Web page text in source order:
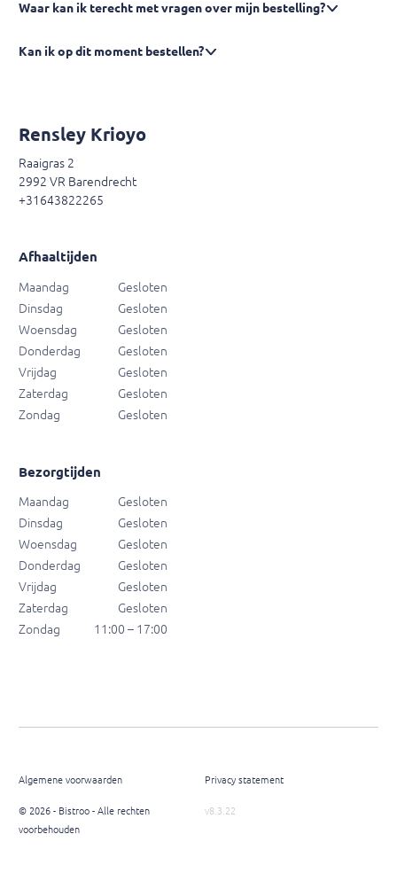
Waar kan ik terecht met vragen over mijn bestelling?
Kan ik op dit moment bestellen?
Rensley Krioyo
Raaigras 2
2992 VR Barendrecht
+31643822265
Afhaaltijden
Maandag
Gesloten
Dinsdag
Gesloten
Woensdag
Gesloten
Donderdag
Gesloten
Vrijdag
Gesloten
Zaterdag
Gesloten
Zondag
Gesloten
Bezorgtijden
Maandag
Gesloten
Dinsdag
Gesloten
Woensdag
Gesloten
Donderdag
Gesloten
Vrijdag
Gesloten
Zaterdag
Gesloten
Zondag
11:00 – 17:00
Algemene voorwaarden Privacy statement
© 2026 - Bistroo - Alle rechten
voorbehouden
v8.3.22